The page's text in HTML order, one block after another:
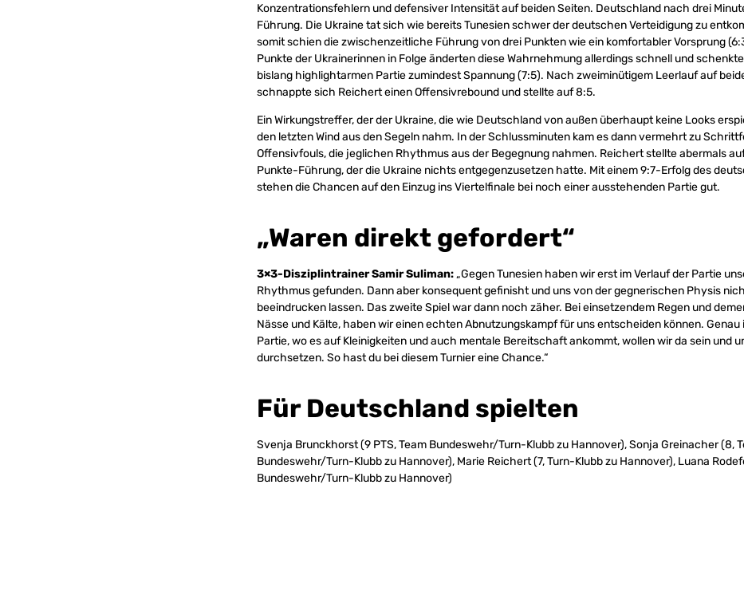
Konzentrationsfehlern und defensiver Intensität auf beiden Seiten. Deutschland nach drei
Führung. Die Ukraine tat sich wie bereits Tunesien schwer der deutschen Verteidigung zu
somit schien die zwischenzeitliche Führung von drei Punkten wie ein komfortabler Vorsprung
Punkte der Ukrainerinnen in Folge änderten diese Wahrnehmung allerdings schnell und
bislang highlightarmen Partie zumindest Spannung (7:5). Nach zweiminütigem Leerlauf auf
schnappte sich Reichert einen Offensivrebound und stellte auf 8:5.
Ein Wirkungstreffer, der der Ukraine, die wie Deutschland von außen überhaupt keine Looks
den letzten Wind aus den Segeln nahm. In der Schlussminuten kam es dann vermehrt zu
Offensivfouls, die jeglichen Rhythmus aus der Begegnung nahmen. Reichert stellte abermals
Punkte-Führung, der die Ukraine nichts entgegenzusetzen hatte. Mit einem 9:7-Erfolg des
stehen die Chancen auf den Einzug ins Viertelfinale bei noch einer ausstehenden Partie gut.
„Waren direkt gefordert“
3×3-Disziplintrainer Samir Suliman: „Gegen Tunesien haben wir erst im Verlauf der Partie
Rhythmus gefunden. Dann aber konsequent gefinisht und uns von der gegnerischen Physis
beeindrucken lassen. Das zweite Spiel war dann noch zäher. Bei einsetzendem Regen und
Nässe und Kälte, haben wir einen echten Abnutzungskampf für uns entscheiden können. Genau
Partie, wo es auf Kleinigkeiten und auch mentale Bereitschaft ankommt, wollen wir da sein und
durchsetzen. So hast du bei diesem Turnier eine Chance.“
Für Deutschland spielten
Svenja Brunckhorst (9 PTS, Team Bundeswehr/Turn-Klubb zu Hannover), Sonja Greinacher (8,
Bundeswehr/Turn-Klubb zu Hannover), Marie Reichert (7, Turn-Klubb zu Hannover), Luana
Bundeswehr/Turn-Klubb zu Hannover)